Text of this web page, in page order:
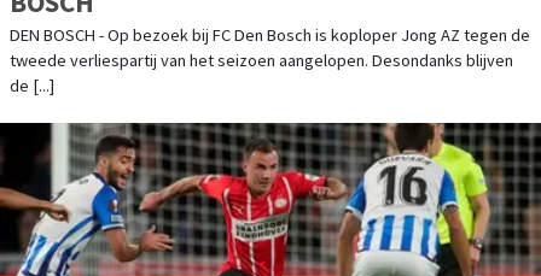
DEN BOSCH - Op bezoek bij FC Den Bosch is koploper Jong AZ tegen de
tweede verliespartij van het seizoen aangelopen. Desondanks blijven
de [...]